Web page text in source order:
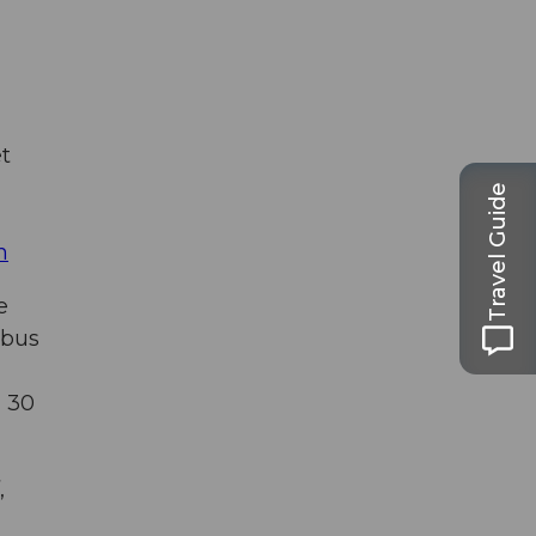
30
Travel Guide